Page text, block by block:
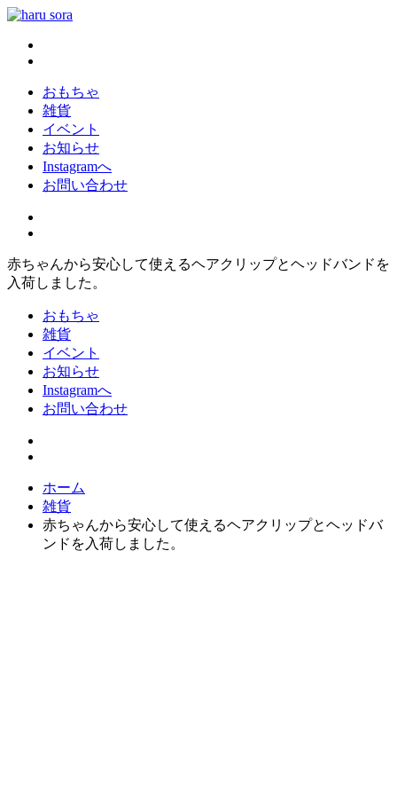
コ
haru sora
新しいharusoraもよろしくおねがいします
おもちゃ
雑貨
イベント
お知らせ
Instagramへ
お問い合わせ
赤ちゃんから安心して使えるヘアクリップとヘッドバンドを
入荷しました。
おもちゃ
雑貨
イベント
お知らせ
Instagramへ
お問い合わせ
ホーム
雑貨
赤ちゃんから安心して使えるヘアクリップとヘッドバ
ンドを入荷しました。